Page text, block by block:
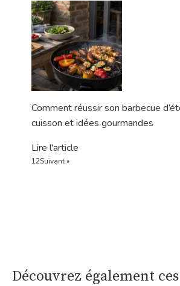
Comment réussir son barbecue
cuisson et idées gourmandes
Lire l'article
12Suivant »
Découvrez également